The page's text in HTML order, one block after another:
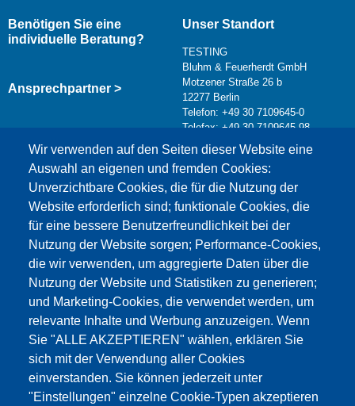
Wir verwenden auf den Seiten dieser Website eine
Auswahl an eigenen und fremden Cookies:
Unverzichtbare Cookies, die für die Nutzung der
Website erforderlich sind; funktionale Cookies, die
für eine bessere Benutzerfreundlichkeit bei der
Nutzung der Website sorgen; Performance-Cookies,
die wir verwenden, um aggregierte Daten über die
Nutzung der Website und Statistiken zu generieren;
und Marketing-Cookies, die verwendet werden, um
relevante Inhalte und Werbung anzuzeigen. Wenn
Sie "ALLE AKZEPTIEREN" wählen, erklären Sie
sich mit der Verwendung aller Cookies
einverstanden. Sie können jederzeit unter
"Einstellungen" einzelne Cookie-Typen akzeptieren
Benötigen Sie eine
individuelle Beratung?
Ansprechpartner >
Unser Standort
TESTING
Bluhm & Feuerherdt GmbH
Motzener Straße 26 b
12277 Berlin
Telefon: +49 30 7109645-0
Telefax: +49 30 7109645-98
info@testing.de
Dieser Inhalt ist blockiert, da die Google Maps
Cookies nicht akzeptiert wurden.
NUR DIE GOOGLE MAPS COOKIES
AKZEPTIEREN.
Alle Cookies akzeptieren